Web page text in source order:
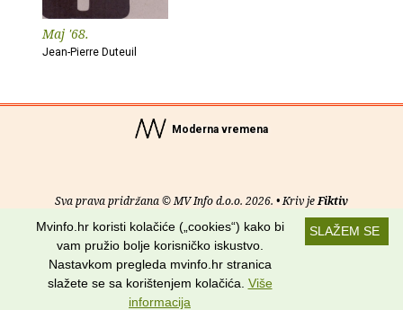
Maj '68.
Jean-Pierre Duteuil
Moderna vremena
Sva prava pridržana © MV Info d.o.o. 2026. • Kriv jeFiktiv
Uvjeti korištenja RSS kanali
Potraži nas na:
SLAŽEM SE
Mvinfo.hr koristi kolačiće („cookies“) kako bi
vam pružio bolje korisničko iskustvo.
Nastavkom pregleda mvinfo.hr stranica
slažete se sa korištenjem kolačića. Više
informacija